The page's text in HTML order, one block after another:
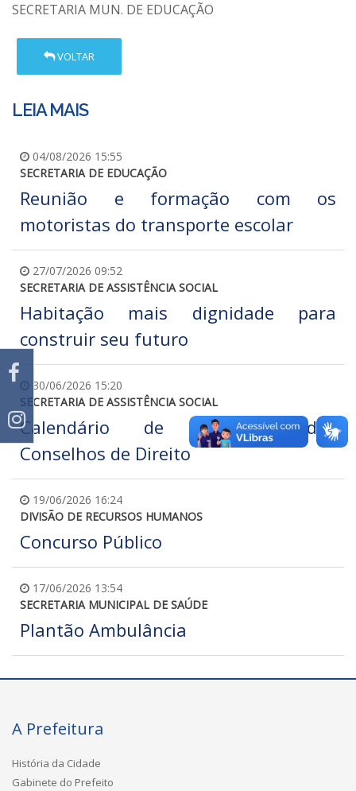
SECRETARIA MUN. DE EDUCAÇÃO
VOLTAR
LEIA MAIS
04/08/2026 15:55
SECRETARIA DE EDUCAÇÃO
Reunião e formação com os
motoristas do transporte escolar
27/07/2026 09:52
SECRETARIA DE ASSISTÊNCIA SOCIAL
Habitação mais dignidade para
construir seu futuro
30/06/2026 15:20
SECRETARIA DE ASSISTÊNCIA SOCIAL
Calendário de Reuniões dos
Conselhos de Direito
19/06/2026 16:24
DIVISÃO DE RECURSOS HUMANOS
Concurso Público
17/06/2026 13:54
SECRETARIA MUNICIPAL DE SAÚDE
Plantão Ambulância
A Prefeitura
História da Cidade
Gabinete do Prefeito